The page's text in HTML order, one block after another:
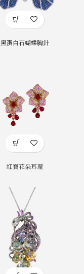
黑蛋白石蝴蝶胸針
紅寶花朵耳環